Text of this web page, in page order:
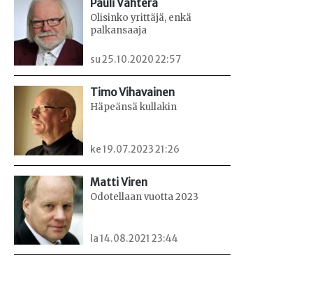
Pauli Vahtera
Olisinko yrittäjä, enkä
palkansaaja
su 25.10.2020 22:57
Timo Vihavainen
Häpeänsä kullakin
ke 19.07.2023 21:26
Matti Viren
Odotellaan vuotta 2023
la 14.08.2021 23:44